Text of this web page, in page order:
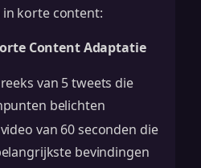
korte content:
Content Adaptatie
van 5 tweets die
belichten
van 60 seconden die
bevindingen